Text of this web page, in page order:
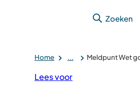
Zoeken
Home ... Meldpunt Wet
Lees voor